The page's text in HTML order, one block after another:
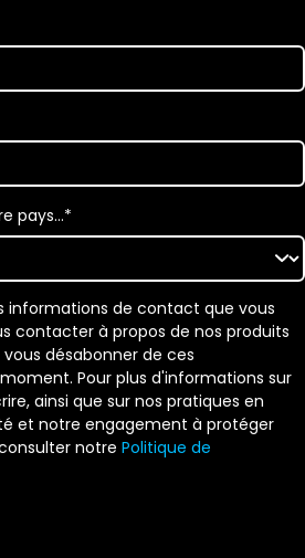
pays…*
informations de contact que vous
contacter à propos de nos produits
désabonner de ces
Pour plus d'informations sur
ainsi que sur nos pratiques en
et notre engagement à protéger
notre Politique de